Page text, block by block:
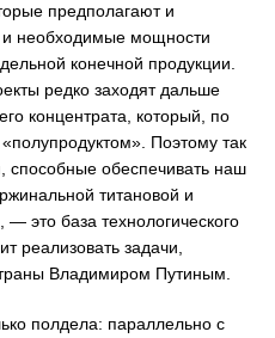
предполагают и
и необходимые мощности
конечной продукции.
редко заходят дальше
концентрата, который, по
Поэтому так
способные обеспечивать наш
титановой и
это база технологического
реализовать задачи,
Владимиром Путиным.
полдела: параллельно с